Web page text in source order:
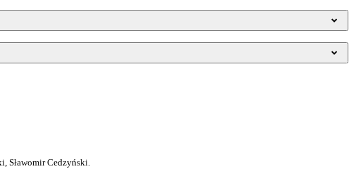
Sławomir Cedzyński.